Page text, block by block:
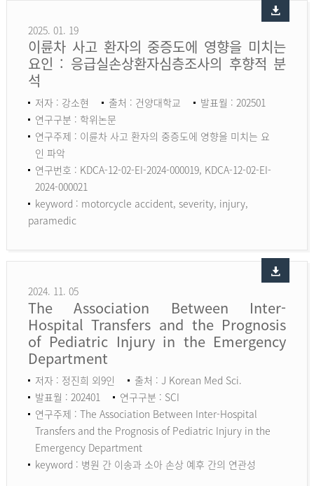
2025. 01. 19
이륜차 사고 환자의 중증도에 영향을 미치는
요인 : 응급실손상환자심층조사의 후향적 분
석
저자 : 강소현 출처 : 건양대학교
발표월 : 202501
연구구분 : 학위논문
연구주제 : 이륜차 사고 환자의 중증도에 영향을 미치는 요
인 파악
연구번호 : KDCA-12-02-EI-2024-000019, KDCA-12-02-EI-
2024-000021
keyword : motorcycle accident, severity, injury,
paramedic
2024. 11. 05
The Association Between Inter-
Hospital Transfers and the Prognosis
of Pediatric Injury in the Emergency
Department
저자 : 정진희 외9인
출처 : J Korean Med Sci.
발표월 : 202401
연구구분 : SCI
연구주제 : The Association Between Inter-Hospital
Transfers and the Prognosis of Pediatric Injury in the
Emergency Department
keyword : 병원 간 이송과 소아 손상 예후 간의 연관성